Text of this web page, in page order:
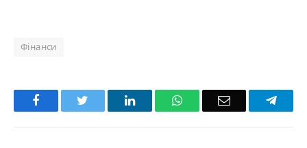
Фінанси
Facebook LinkedInWhatsAppEmail